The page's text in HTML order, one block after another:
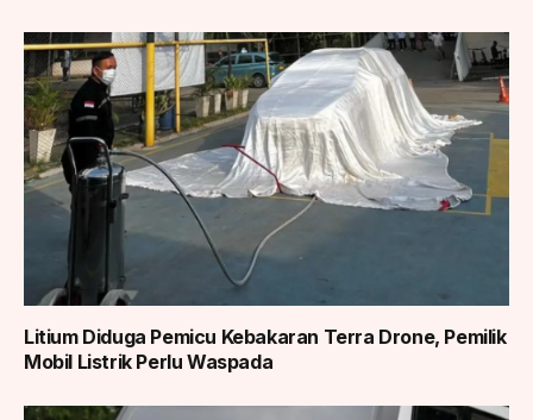
Litium Diduga Pemicu Kebakaran Terra Drone, Pemilik
Mobil Listrik Perlu Waspada